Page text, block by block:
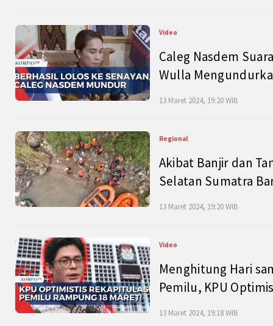
Video
Caleg Nasdem
Wulla
13 Maret 2024, 19:20 WIB
Regional
Akibat Banjir dan
Selatan Sumatra
13 Maret 2024, 19:20 WIB
Video
Menghitung Hari
Pemilu, KPU
13 Maret 2024, 19:18 WIB